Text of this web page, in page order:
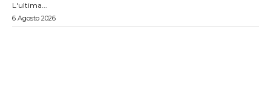
L'ultima...
6 Agosto 2026